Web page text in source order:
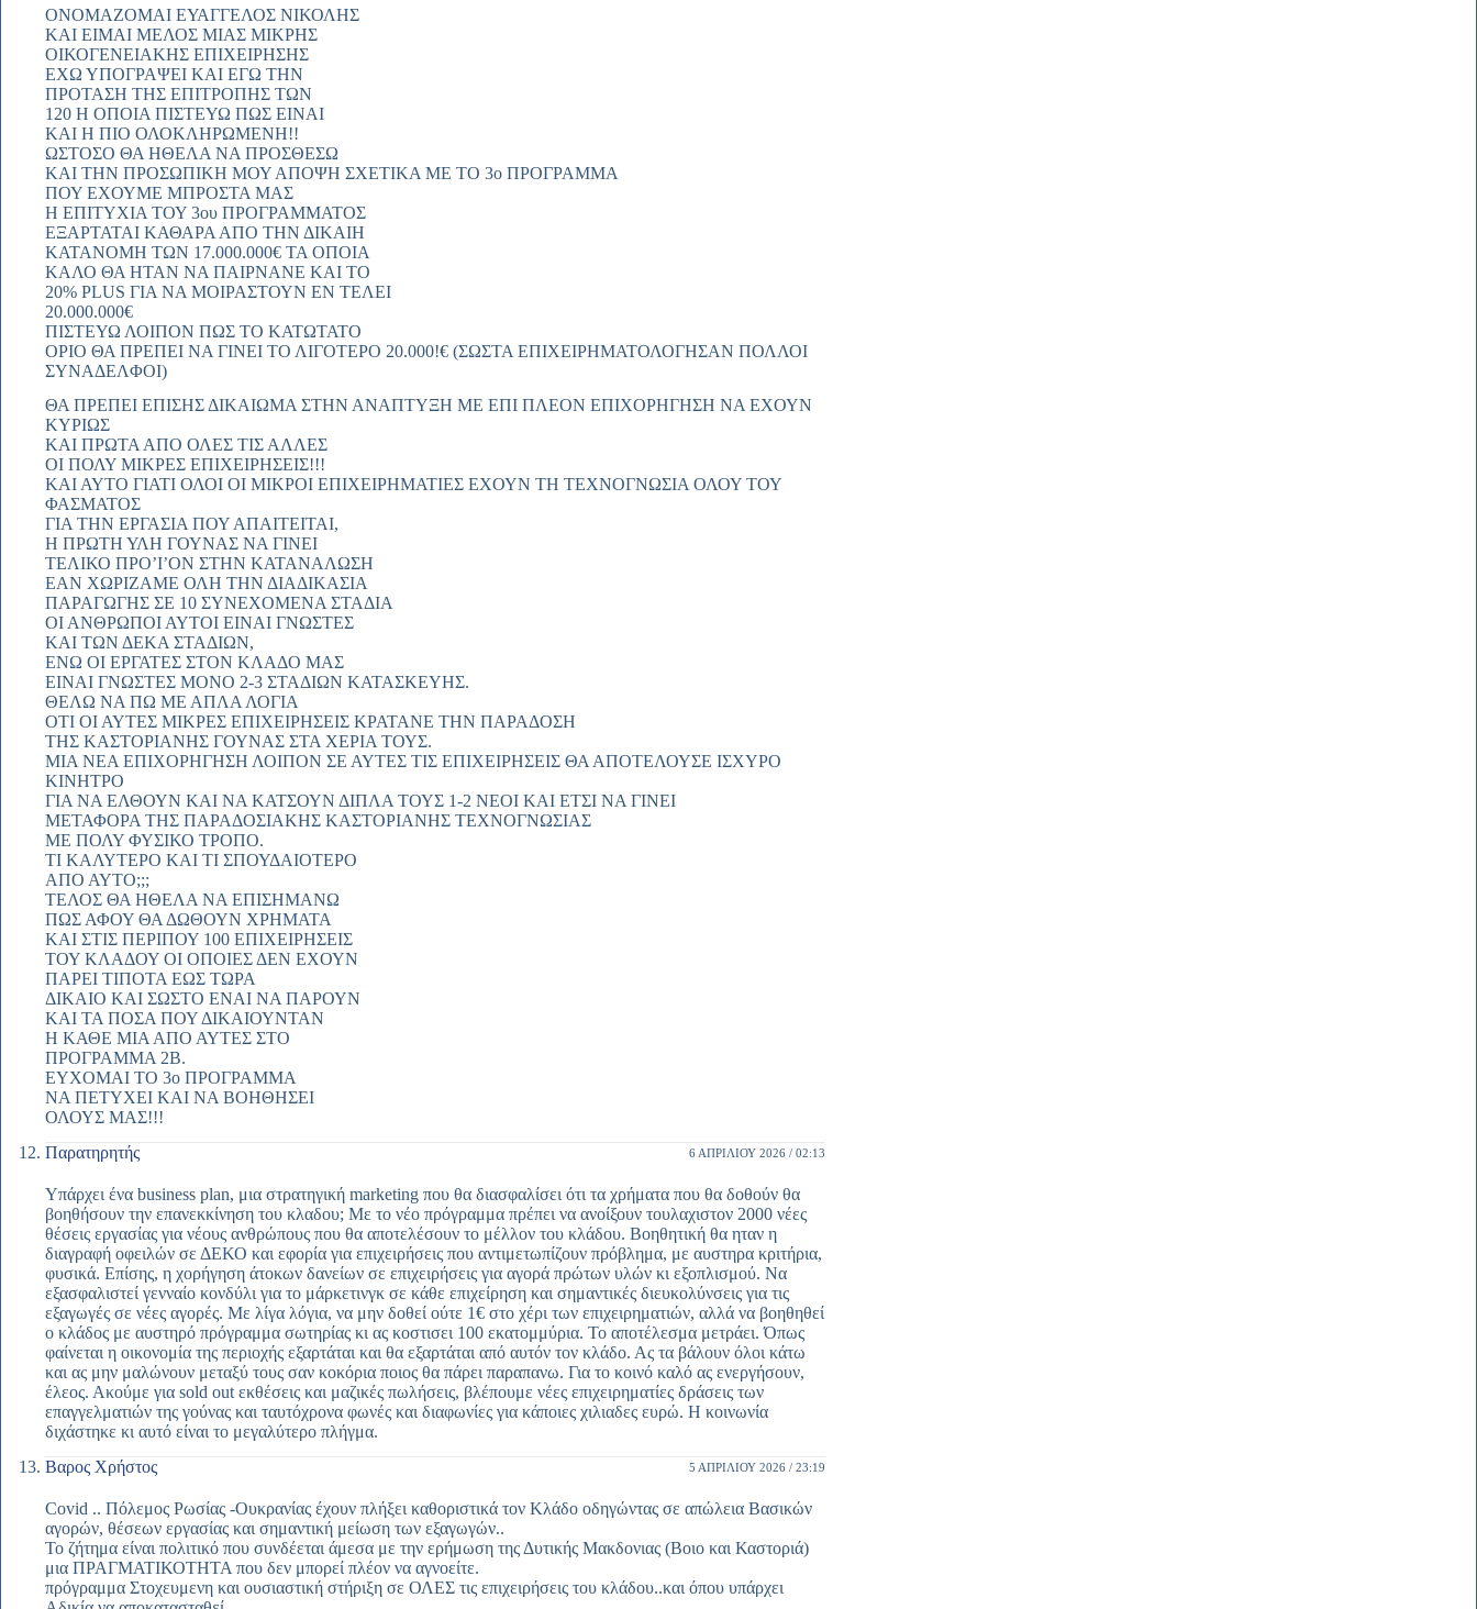
ΟΝΟΜΑΖΟΜΑΙ ΕΥΑΓΓΕΛΟΣ ΝΙΚΟΛΗΣ
ΚΑΙ ΕΙΜΑΙ ΜΕΛΟΣ ΜΙΑΣ ΜΙΚΡΗΣ
ΟΙΚΟΓΕΝΕΙΑΚΗΣ ΕΠΙΧΕΙΡΗΣΗΣ
ΕΧΩ ΥΠΟΓΡΑΨΕΙ ΚΑΙ ΕΓΩ ΤΗΝ
ΠΡΟΤΑΣΗ ΤΗΣ ΕΠΙΤΡΟΠΗΣ ΤΩΝ
120 Η ΟΠΟΙΑ ΠΙΣΤΕΥΩ ΠΩΣ ΕΙΝΑΙ
ΚΑΙ Η ΠΙΟ ΟΛΟΚΛΗΡΩΜΕΝΗ!!
ΩΣΤΟΣΟ ΘΑ ΗΘΕΛΑ ΝΑ ΠΡΟΣΘΕΣΩ
ΚΑΙ ΤΗΝ ΠΡΟΣΩΠΙΚΗ ΜΟΥ ΑΠΟΨΗ ΣΧΕΤΙΚΑ ΜΕ ΤΟ 3ο ΠΡΟΓΡΑΜΜΑ
ΠΟΥ ΕΧΟΥΜΕ ΜΠΡΟΣΤΑ ΜΑΣ
Η ΕΠΙΤΥΧΙΑ ΤΟΥ 3ου ΠΡΟΓΡΑΜΜΑΤΟΣ
ΕΞΑΡΤΑΤΑΙ ΚΑΘΑΡΑ ΑΠΟ ΤΗΝ ΔΙΚΑΙΗ
ΚΑΤΑΝΟΜΗ ΤΩΝ 17.000.000€ ΤΑ ΟΠΟΙΑ
ΚΑΛΟ ΘΑ ΗΤΑΝ ΝΑ ΠΑΙΡΝΑΝΕ ΚΑΙ ΤΟ
20% PLUS ΓΙΑ ΝΑ ΜΟΙΡΑΣΤΟΥΝ ΕΝ ΤΕΛΕΙ
20.000.000€
ΠΙΣΤΕΥΩ ΛΟΙΠΟΝ ΠΩΣ ΤΟ ΚΑΤΩΤΑΤΟ
ΟΡΙΟ ΘΑ ΠΡΕΠΕΙ ΝΑ ΓΙΝΕΙ ΤΟ ΛΙΓΟΤΕΡΟ 20.000!€ (ΣΩΣΤΑ ΕΠΙΧΕΙΡΗΜΑΤΟΛΟΓΗΣΑΝ ΠΟΛΛΟΙ
ΣΥΝΑΔΕΛΦΟΙ)
ΘΑ ΠΡΕΠΕΙ ΕΠΙΣΗΣ ΔΙΚΑΙΩΜΑ ΣΤΗΝ ΑΝΑΠΤΥΞΗ ΜΕ ΕΠΙ ΠΛΕΟΝ ΕΠΙΧΟΡΗΓΗΣΗ ΝΑ ΕΧΟΥΝ
ΚΥΡΙΩΣ
ΚΑΙ ΠΡΩΤΑ ΑΠΟ ΟΛΕΣ ΤΙΣ ΑΛΛΕΣ
ΟΙ ΠΟΛΥ ΜΙΚΡΕΣ ΕΠΙΧΕΙΡΗΣΕΙΣ!!!
ΚΑΙ ΑΥΤΟ ΓΙΑΤΙ ΟΛΟΙ ΟΙ ΜΙΚΡΟΙ ΕΠΙΧΕΙΡΗΜΑΤΙΕΣ ΕΧΟΥΝ ΤΗ ΤΕΧΝΟΓΝΩΣΙΑ ΟΛΟΥ ΤΟΥ
ΦΑΣΜΑΤΟΣ
ΓΙΑ ΤΗΝ ΕΡΓΑΣΙΑ ΠΟΥ ΑΠΑΙΤΕΙΤΑΙ,
Η ΠΡΩΤΗ ΥΛΗ ΓΟΥΝΑΣ ΝΑ ΓΙΝΕΙ
ΤΕΛΙΚΟ ΠΡΟ’Ι’ΟΝ ΣΤΗΝ ΚΑΤΑΝΑΛΩΣΗ
ΕΑΝ ΧΩΡΙΖΑΜΕ ΟΛΗ ΤΗΝ ΔΙΑΔΙΚΑΣΙΑ
ΠΑΡΑΓΩΓΗΣ ΣΕ 10 ΣΥΝΕΧΟΜΕΝΑ ΣΤΑΔΙΑ
ΟΙ ΑΝΘΡΩΠΟΙ ΑΥΤΟΙ ΕΙΝΑΙ ΓΝΩΣΤΕΣ
ΚΑΙ ΤΩΝ ΔΕΚΑ ΣΤΑΔΙΩΝ,
ΕΝΩ ΟΙ ΕΡΓΑΤΕΣ ΣΤΟΝ ΚΛΑΔΟ ΜΑΣ
ΕΙΝΑΙ ΓΝΩΣΤΕΣ ΜΟΝΟ 2-3 ΣΤΑΔΙΩΝ ΚΑΤΑΣΚΕΥΗΣ.
ΘΕΛΩ ΝΑ ΠΩ ΜΕ ΑΠΛΑ ΛΟΓΙΑ
ΟΤΙ ΟΙ ΑΥΤΕΣ ΜΙΚΡΕΣ ΕΠΙΧΕΙΡΗΣΕΙΣ ΚΡΑΤΑΝΕ ΤΗΝ ΠΑΡΑΔΟΣΗ
ΤΗΣ ΚΑΣΤΟΡΙΑΝΗΣ ΓΟΥΝΑΣ ΣΤΑ ΧΕΡΙΑ ΤΟΥΣ.
ΜΙΑ ΝΕΑ ΕΠΙΧΟΡΗΓΗΣΗ ΛΟΙΠΟΝ ΣΕ ΑΥΤΕΣ ΤΙΣ ΕΠΙΧΕΙΡΗΣΕΙΣ ΘΑ ΑΠΟΤΕΛΟΥΣΕ ΙΣΧΥΡΟ
ΚΙΝΗΤΡΟ
ΓΙΑ ΝΑ ΕΛΘΟΥΝ ΚΑΙ ΝΑ ΚΑΤΣΟΥΝ ΔΙΠΛΑ ΤΟΥΣ 1-2 ΝΕΟΙ ΚΑΙ ΕΤΣΙ ΝΑ ΓΙΝΕΙ
ΜΕΤΑΦΟΡΑ ΤΗΣ ΠΑΡΑΔΟΣΙΑΚΗΣ ΚΑΣΤΟΡΙΑΝΗΣ ΤΕΧΝΟΓΝΩΣΙΑΣ
ΜΕ ΠΟΛΥ ΦΥΣΙΚΟ ΤΡΟΠΟ.
ΤΙ ΚΑΛΥΤΕΡΟ ΚΑΙ ΤΙ ΣΠΟΥΔΑΙΟΤΕΡΟ
ΑΠΟ ΑΥΤΟ;;;
ΤΕΛΟΣ ΘΑ ΗΘΕΛΑ ΝΑ ΕΠΙΣΗΜΑΝΩ
ΠΩΣ ΑΦΟΥ ΘΑ ΔΩΘΟΥΝ ΧΡΗΜΑΤΑ
ΚΑΙ ΣΤΙΣ ΠΕΡΙΠΟΥ 100 ΕΠΙΧΕΙΡΗΣΕΙΣ
ΤΟΥ ΚΛΑΔΟΥ ΟΙ ΟΠΟΙΕΣ ΔΕΝ ΕΧΟΥΝ
ΠΑΡΕΙ ΤΙΠΟΤΑ ΕΩΣ ΤΩΡΑ
ΔΙΚΑΙΟ ΚΑΙ ΣΩΣΤΟ ΕΝΑΙ ΝΑ ΠΑΡΟΥΝ
ΚΑΙ ΤΑ ΠΟΣΑ ΠΟΥ ΔΙΚΑΙΟΥΝΤΑΝ
Η ΚΑΘΕ ΜΙΑ ΑΠΟ ΑΥΤΕΣ ΣΤΟ
ΠΡΟΓΡΑΜΜΑ 2Β.
ΕΥΧΟΜΑΙ ΤΟ 3ο ΠΡΟΓΡΑΜΜΑ
ΝΑ ΠΕΤΥΧΕΙ ΚΑΙ ΝΑ ΒΟΗΘΗΣΕΙ
ΟΛΟΥΣ ΜΑΣ!!!
Παρατηρητής
6 ΑΠΡΙΛΊΟΥ 2026 / 02:13
Υπάρχει ένα business plan, μια στρατηγική marketing που θα διασφαλίσει ότι τα χρήματα που θα δοθούν θα
βοηθήσουν την επανεκκίνηση του κλαδου; Με το νέο πρόγραμμα πρέπει να ανοίξουν τουλαχιστον 2000 νέες
θέσεις εργασίας για νέους ανθρώπους που θα αποτελέσουν το μέλλον του κλάδου. Βοηθητική θα ηταν η
διαγραφή οφειλών σε ΔΕΚΟ και εφορία για επιχειρήσεις που αντιμετωπίζουν πρόβλημα, με αυστηρα κριτήρια,
φυσικά. Επίσης, η χορήγηση άτοκων δανείων σε επιχειρήσεις για αγορά πρώτων υλών κι εξοπλισμού. Να
εξασφαλιστεί γενναίο κονδύλι για το μάρκετινγκ σε κάθε επιχείρηση και σημαντικές διευκολύνσεις για τις
εξαγωγές σε νέες αγορές. Με λίγα λόγια, να μην δοθεί ούτε 1€ στο χέρι των επιχειρηματιών, αλλά να βοηθηθεί
ο κλάδος με αυστηρό πρόγραμμα σωτηρίας κι ας κοστισει 100 εκατομμύρια. Το αποτέλεσμα μετράει. Όπως
φαίνεται η οικονομία της περιοχής εξαρτάται και θα εξαρτάται από αυτόν τον κλάδο. Ας τα βάλουν όλοι κάτω
και ας μην μαλώνουν μεταξύ τους σαν κοκόρια ποιος θα πάρει παραπανω. Για το κοινό καλό ας ενεργήσουν,
έλεος. Ακούμε για sold out εκθέσεις και μαζικές πωλήσεις, βλέπουμε νέες επιχειρηματίες δράσεις των
επαγγελματιών της γούνας και ταυτόχρονα φωνές και διαφωνίες για κάποιες χιλιαδες ευρώ. Η κοινωνία
διχάστηκε κι αυτό είναι το μεγαλύτερο πλήγμα.
Βαρος Χρήστος
5 ΑΠΡΙΛΊΟΥ 2026 / 23:19
Covid .. Πόλεμος Ρωσίας -Ουκρανίας έχουν πλήξει καθοριστικά τον Κλάδο οδηγώντας σε απώλεια Βασικών
αγορών, θέσεων εργασίας και σημαντική μείωση των εξαγωγών..
Το ζήτημα είναι πολιτικό που συνδέεται άμεσα με την ερήμωση της Δυτικής Μακδονιας (Βοιο και Καστοριά)
μια ΠΡΑΓΜΑΤΙΚΟΤΗΤΑ που δεν μπορεί πλέον να αγνοείτε.
πρόγραμμα Στοχευμενη και ουσιαστική στήριξη σε ΟΛΕΣ τις επιχειρήσεις του κλάδου..και όπου υπάρχει